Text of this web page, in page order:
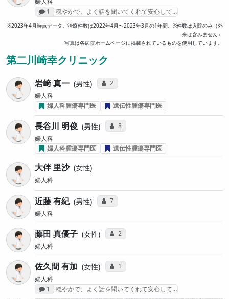
感想投稿数
1 穏やかで、よく話を聞いてくれて安心して…
※2023年4月時点データ。治療件数は2022年4月〜2023年3月の1年間。※件数は入院のみ（外
来は含みません）
写真は各病院ホームページに掲載されているものを使用しています。
第二川崎幸クリニック
岩﨑 真一 男性 コミュニケーション・タイプ投票数
2
婦人科
婦人科腫瘍専門医
遺伝性腫瘍専門医
長谷川 明俊 男性 コミュニケーション・タイプ投票数
8
婦人科
婦人科腫瘍専門医
遺伝性腫瘍専門医
大伴 里沙 女性
婦人科
近藤 有紀 男性 コミュニケーション・タイプ投票数
7
婦人科
藤田 真優子 女性 コミュニケーション・タイプ投票数
2
婦人科
佐久間 有加 女性 コミュニケーション・タイプ投票数
1
婦人科
感想投稿数
1 穏やかで、よく話を聞いてくれて安心して…